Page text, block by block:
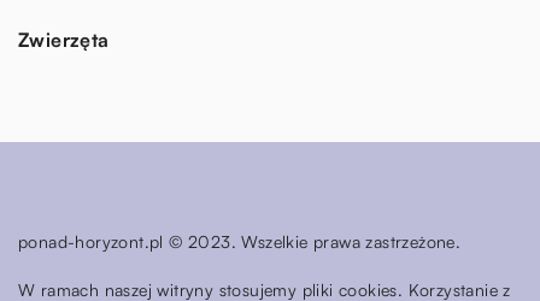
Zwierzęta
ponad-horyzont.pl © 2023. Wszelkie prawa zastrzeżone.
W ramach naszej witryny stosujemy pliki cookies. Korzystanie z